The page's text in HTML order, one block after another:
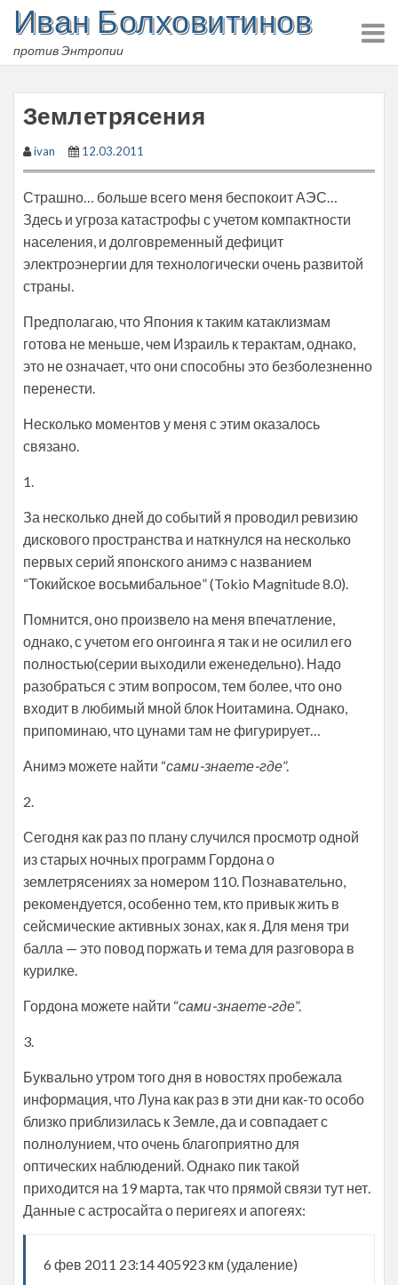
Skip
content
Иван Болховитинов
против Энтропии
Землетрясения
ivan 12.03.2011
Страшно… больше всего меня беспокоит АЭС…
Здесь и угроза катастрофы с учетом компактности
населения, и долговременный дефицит
электроэнергии для технологически очень развитой
страны.
Предполагаю, что Япония к таким катаклизмам
готова не меньше, чем Израиль к терактам, однако,
это не означает, что они способны это безболезненно
перенести.
Несколько моментов у меня с этим оказалось
связано.
1.
За несколько дней до событий я проводил ревизию
дискового пространства и наткнулся на несколько
первых серий японского анимэ с названием
“Токийское восьмибальное” (Tokio Magnitude 8.0).
Помнится, оно произвело на меня впечатление,
однако, с учетом его онгоинга я так и не осилил его
полностью(серии выходили еженедельно). Надо
разобраться с этим вопросом, тем более, что оно
входит в любимый мной блок Ноитамина. Однако,
припоминаю, что цунами там не фигурирует…
Анимэ можете найти “сами-знаете-где”.
2.
Сегодня как раз по плану случился просмотр одной
из старых ночных программ Гордона о
землетрясениях за номером 110. Познавательно,
рекомендуется, особенно тем, кто привык жить в
сейсмические активных зонах, как я. Для меня три
балла — это повод поржать и тема для разговора в
курилке.
Гордона можете найти “сами-знаете-где”.
3.
Буквально утром того дня в новостях пробежала
информация, что Луна как раз в эти дни как-то особо
близко приблизилась к Земле, да и совпадает с
полнолунием, что очень благоприятно для
оптических наблюдений. Однако пик такой
приходится на 19 марта, так что прямой связи тут нет.
Данные с астросайта о перигеях и апогеях:
6 фев 2011 23:14 405923 км (удаление)